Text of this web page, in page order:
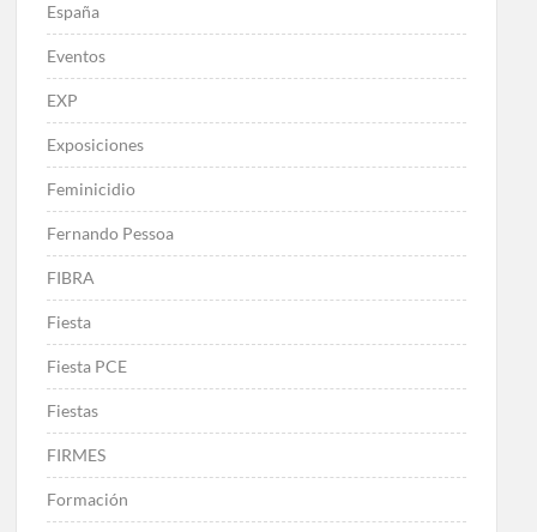
España
Eventos
EXP
Exposiciones
Feminicidio
Fernando Pessoa
FIBRA
Fiesta
Fiesta PCE
Fiestas
FIRMES
Formación